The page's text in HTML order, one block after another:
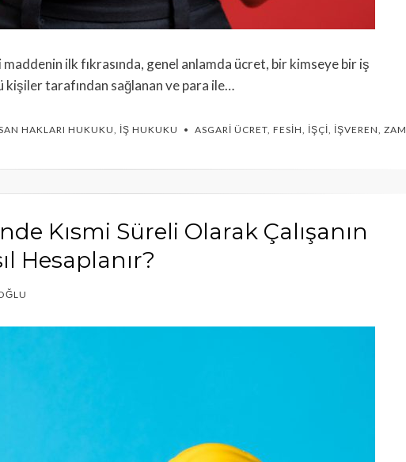
maddenin ilk fıkrasında, genel anlamda ücret, bir kimseye bir iş
ki­şiler tarafından sağlanan ve para ile…
HAKLARI HUKUKU, İŞ HUKUKU ASGARI ÜCRET, FESIH, İŞÇI, İŞVEREN, ZAM
Kısmi Süreli Olarak Çalışanın
Hesaplanır?